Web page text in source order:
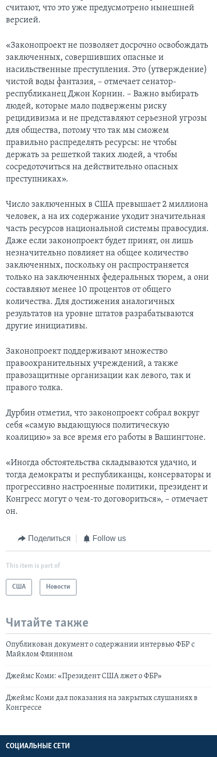
считают, что это уже предусмотрено нынешней
версией.
«Законопроект не позволяет досрочно освобождать
заключенных, совершивших опасные и
насильственные преступления. Это (утверждение)
чистой воды фантазия, – отмечает сенатор-
республиканец Джон Корнин. – Важно выбирать
людей, которые мало подвержены риску
рецидивизма и не представляют серьезной угрозы
для общества, потому что так мы сможем
правильно распределять ресурсы: не чтобы
держать за решеткой таких людей, а чтобы
сосредоточиться на действительно опасных
преступниках».
Число заключенных в США превышает 2 миллиона
человек, а на их содержание уходит значительная
часть ресурсов национальной системы правосудия.
Даже если законопроект будет принят, он лишь
незначительно повлияет на общее количество
заключенных, поскольку он распространяется
только на заключенных федеральных тюрем, а они
составляют менее 10 процентов от общего
количества. Для достижения аналогичных
результатов на уровне штатов разрабатываются
другие инициативы.
Законопроект поддерживают множество
правоохранительных учреждений, а также
правозащитные организации как левого, так и
правого толка.
Дурбин отметил, что законопроект собрал вокруг
себя «самую выдающуюся политическую
коалицию» за все время его работы в Вашингтоне.
«Иногда обстоятельства складываются удачно, и
тогда демократы и республиканцы, консерваторы и
прогрессивно настроенные политики, президент и
Конгресс могут о чем-то договориться», – отмечает
он.
Поделиться Follow us
This item is part of
США Новости
Читайте также
Опубликован документ о содержании интервью ФБР с
Майклом Флинном
Джеймс Коми: «Президент США лжет о ФБР»
Джеймс Коми дал показания на закрытых слушаниях в
Конгрессе
СОЦИАЛЬНЫЕ СЕТИ